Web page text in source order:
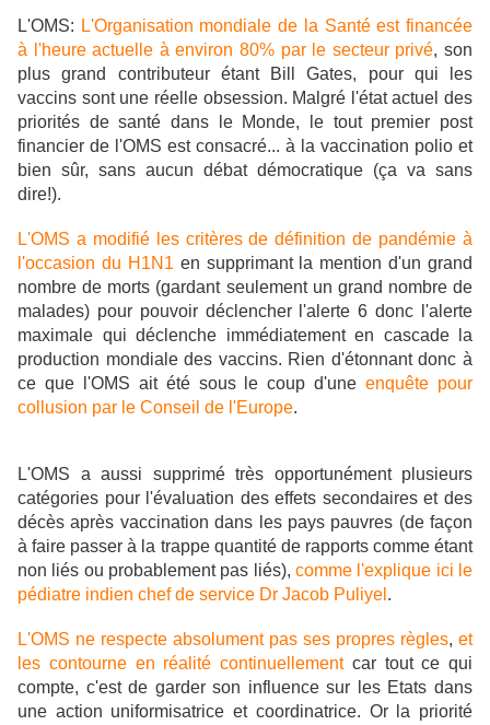
L'OMS: L'Organisation mondiale de la Santé est financée
à l'heure actuelle à environ 80% par le secteur privé, son
plus grand contributeur étant Bill Gates, pour qui les
vaccins sont une réelle obsession. Malgré l'état actuel des
priorités de santé dans le Monde, le tout premier post
financier de l'OMS est consacré... à la vaccination polio et
bien sûr, sans aucun débat démocratique (ça va sans
dire!).
L'OMS a modifié les critères de définition de pandémie à
l'occasion du H1N1 en supprimant la mention d'un grand
nombre de morts (gardant seulement un grand nombre de
malades) pour pouvoir déclencher l'alerte 6 donc l'alerte
maximale qui déclenche immédiatement en cascade la
production mondiale des vaccins. Rien d'étonnant donc à
ce que l'OMS ait été sous le coup d'uneenquête pour
collusion par le Conseil de l'Europe.
L'OMS a aussi supprimé très opportunément plusieurs
catégories pour l'évaluation des effets secondaires et des
décès après vaccination dans les pays pauvres (de façon
à faire passer à la trappe quantité de rapports comme étant
non liés ou probablement pas liés), comme l'explique ici le
pédiatre indien chef de service Dr Jacob Puliyel .
L'OMS ne respecte absolument pas ses propres règles, et
les contourne en réalité continuellementcar tout ce qui
compte, c'est de garder son influence sur les Etats dans
une action uniformisatrice et coordinatrice. Or la priorité